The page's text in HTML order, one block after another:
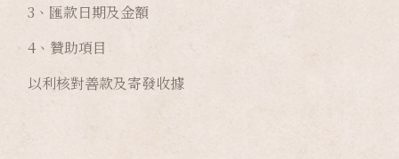
3、匯款日期及金額
4、贊助項目
以利核對善款及寄發收據